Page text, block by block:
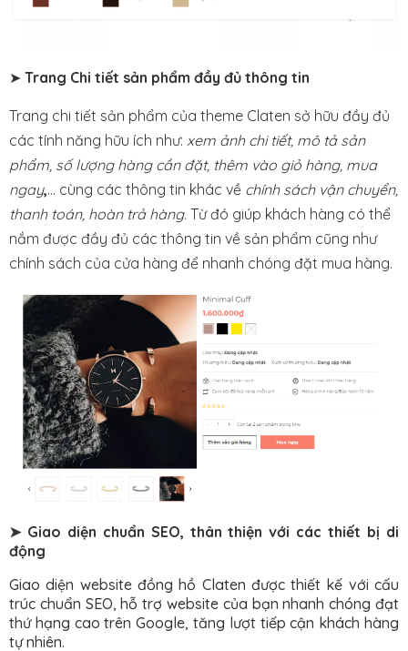
➤ Trang Chi tiết sản phẩm đầy đủ thông tin
Trang chi tiết sản phẩm của theme Claten sở hữu đầy đủ
các tính năng hữu ích như: xem ảnh chi tiết, mô tả sản
phẩm, số lượng hàng cần đặt, thêm vào giỏ hàng, mua
ngay,… cùng các thông tin khác về chính sách vận chuyển,
thanh toán, hoàn trả hàng. Từ đó giúp khách hàng có thể
nắm được đầy đủ các thông tin về sản phẩm cũng như
chính sách của cửa hàng để nhanh chóng đặt mua hàng.
➤ Giao diện chuẩn SEO, thân thiện với các thiết bị di
động
Giao diện website đồng hồ Claten được thiết kế với cấu
trúc chuẩn SEO, hỗ trợ website của bạn nhanh chóng đạt
thứ hạng cao trên Google, tăng lượt tiếp cận khách hàng
tự nhiên.